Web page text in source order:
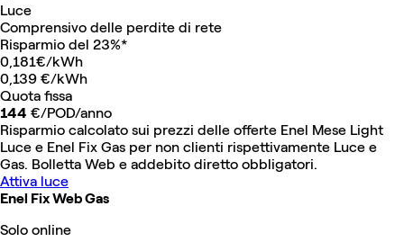
Luce
Comprensivo delle perdite di rete
Risparmio del 23%*
0,181€/kWh
0,139 €/kWh
Quota fissa
144 €/POD/anno
Risparmio calcolato sui prezzi delle offerte Enel Mese Light
Luce e Enel Fix Gas per non clienti rispettivamente Luce e
Gas. Bolletta Web e addebito diretto obbligatori.
Attiva luce
Enel Fix Web Gas
Solo online